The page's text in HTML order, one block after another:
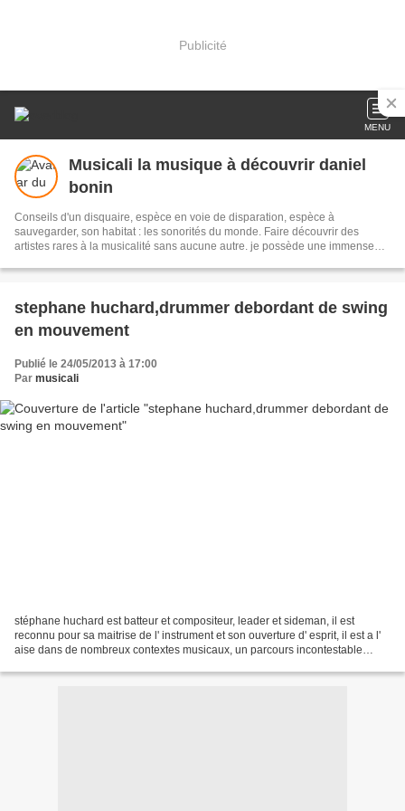
Publicité
MENU
Musicali la musique à découvrir daniel
bonin
Conseils d'un disquaire, espèce en voie de disparation, espèce à
sauvegarder, son habitat : les sonorités du monde. Faire découvrir des
artistes rares à la musicalité sans aucune autre. je possède une immense
musical vous intéressant. je compose aussi des poésies, avis aux amateurs
WebJardinière : Isa Langella
stephane huchard,drummer debordant de swing
en mouvement
Publié le 24/05/2013 à 17:00
Par musicali
stéphane huchard est batteur et compositeur, leader et sideman, il est
reconnu pour sa maitrise de l' instrument et son ouverture d' esprit, il est a l'
aise dans de nombreux contextes musicaux, un parcours incontestable